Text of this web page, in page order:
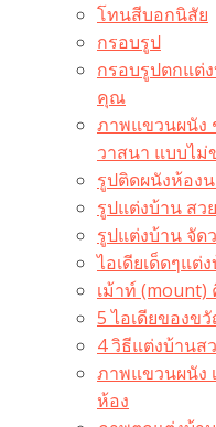
โทนสีบอกนิสัย
กรอบรูป
กรอบรูปตกแต่
คุณ
ภาพแขวนผนัง
วาสนา แบบไม่
รูปติดผนังห้อง
รูปแต่งบ้าน สว
รูปแต่งบ้าน จัด
ไอเดียเด็ดๆแต่
เม้าท์ (mount)
5 ไอเดียของข
4 วิธีแต่งบ้านส
ภาพแขวนผนัง
ห้อง